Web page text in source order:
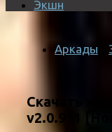
Экшн
Аркады
Скачать
v2.0.911